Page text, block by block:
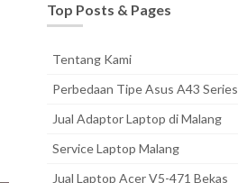
Top Posts & Pages
Tentang Kami
Perbedaan Tipe Asus A43 Series
Jual Adaptor Laptop di Malang
Service Laptop Malang
Jual Laptop Acer V5-471 Bekas